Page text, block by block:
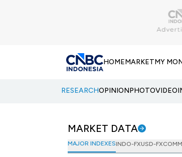
HOMEMARKETMY
RESEARCHOPINIONPHOTOVIDEO
MARKET DATA
MAJOR INDEXESINDO-FXUSD-FX